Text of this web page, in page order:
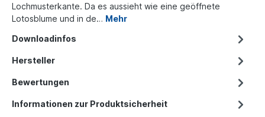
Lochmusterkante. Da es aussieht wie eine geöffnete
Lotosblume und in de… Mehr
Downloadinfos
Hersteller
Bewertungen
Informationen zur Produktsicherheit